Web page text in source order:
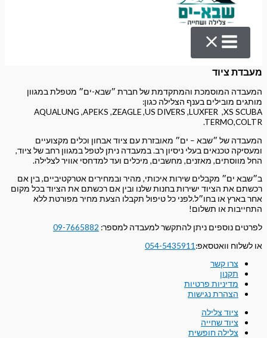
מעבדת ציוד
המעבדה המוסמכת והמתקדמת של חברת ״שבא-ים״ מטפלת במגוון
מותגים מובילים בענף הצלילה כגון:
AQUALUNG ,APEKS ,ZEAGLE ,US DIVERS ,LUXFER ,XS SCUBA
.TERMO,COLTR
המעבדה של ״שבא – ים״ מאובזרת עם ציוד אבחון וכלים מקצועיים
ומעסיקה טכנאים בעלי ניסיון רב. במעבדה ניתן לטפל במגוון רחב של ציוד,
החל מווסתים, מאזנים, מחשבים, מיכלים ועד למדחסי אוויר לצלילה.
ב״שבא ים״ מקבלים שירות איכותי, מהיר ובמחירים אטרקטיביים, בין אם
רכשתם את הציוד ישירות בחנות שלנו ובין אם רכשתם את הציוד בכל מקום
אחר בארץ או בחו״ל.לפני כל טיפול תקבלו הצעת מחיר מפורטת ללא
התחייבות או תשלום!
לפרטים נוספים ניתן להתקשר למעבדה למספר: 09-7665882
או לשלוח וואטסאפ: 054-5435911
צרו קשר
תקנון
מדיניות פרטיות
הצהרת נגישות
ציוד צלילה
ציוד שחייה
צלילה חופשית